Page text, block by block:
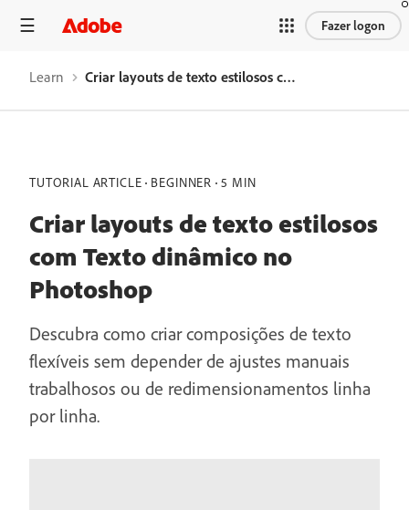
Fazer logon
Learn Criar layouts de texto estilosos com Texto dinâmico no Photoshop
TUTORIAL ARTICLE BEGINNER 5 MIN
Criar layouts de texto estilosos
com Texto dinâmico no
Photoshop
Descubra como criar composições de texto
flexíveis sem depender de ajustes manuais
trabalhosos ou de redimensionamentos linha
por linha.